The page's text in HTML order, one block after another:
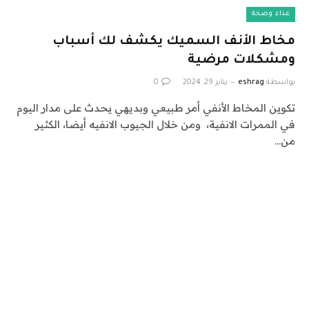
غذاء وصحة
مخاط الأنف السميك يكشف لك أسباب
ومشكلات مرضية
بواسطة eshrag يناير 29, 2024 0
تكوين المخاط الأنفي أمر طبيعي وبديهي يحدث على مدار اليوم
في الممرات الانفية، ومن خلال الجيوب الانفيه أيضا، الكثير
من…